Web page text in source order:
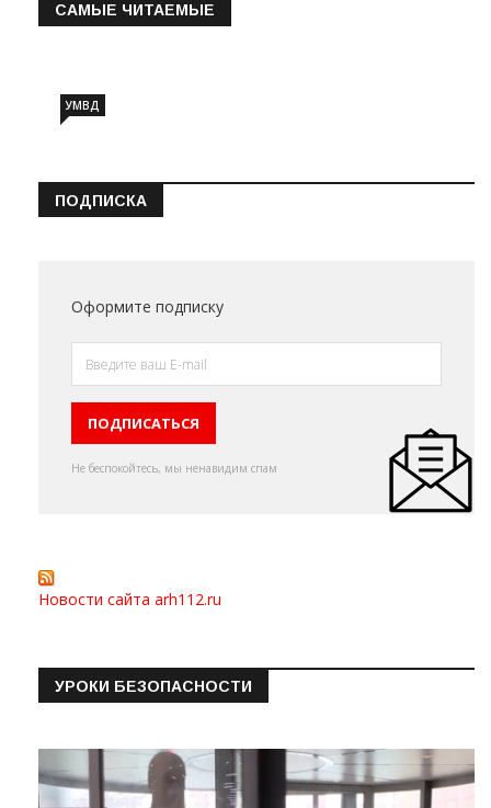
САМЫЕ ЧИТАЕМЫЕ
УМВД
ПОДПИСКА
Оформите подписку
Не беспокойтесь, мы ненавидим спам
Новости сайта arh112.ru
УРОКИ БЕЗОПАСНОСТИ